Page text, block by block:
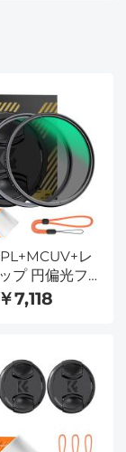
レ
プ 円偏光フ
保護レ
ターキット
￥7,118